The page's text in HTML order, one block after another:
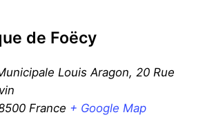
de Foëcy
Louis Aragon, 20 Rue
France + Google Map